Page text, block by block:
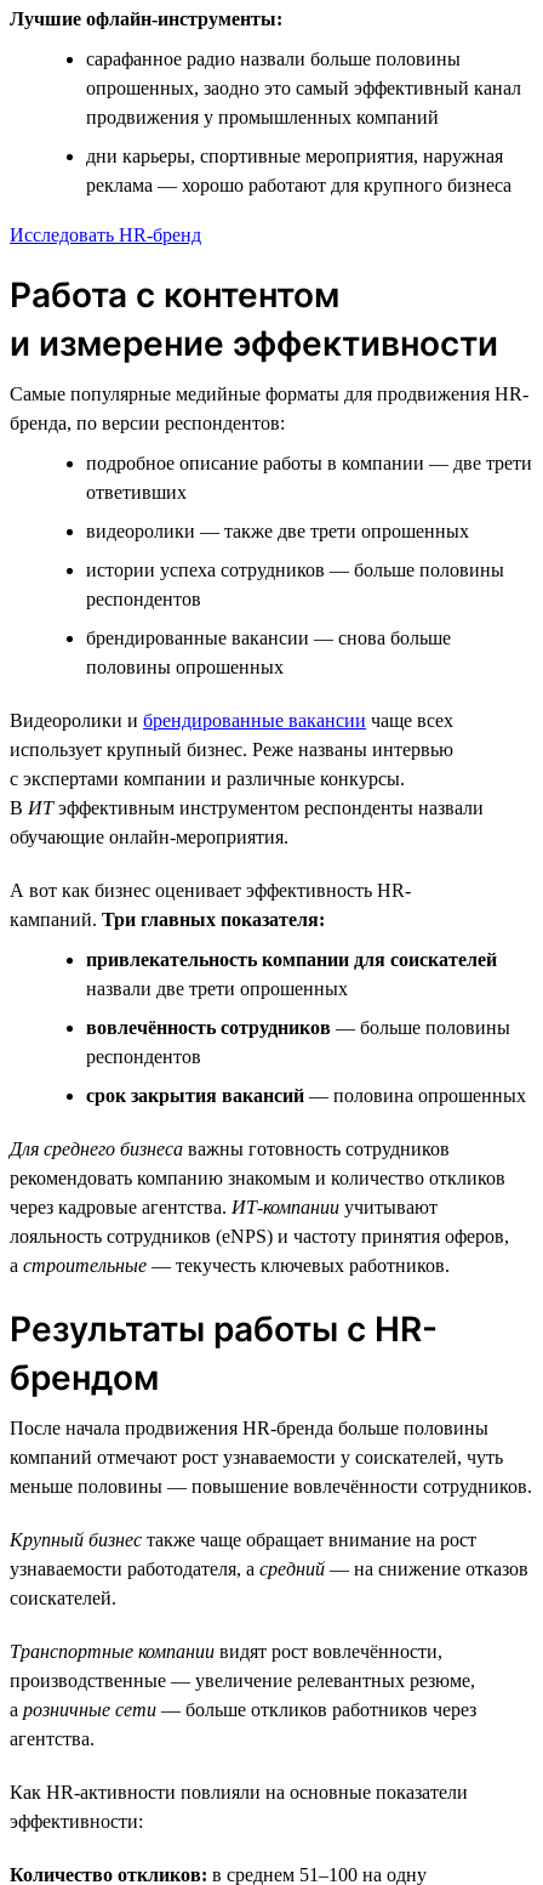
Лучшие офлайн-инструменты:
сарафанное радио назвали больше половины
опрошенных, заодно это самый эффективный канал
продвижения у промышленных компаний
дни карьеры, спортивные мероприятия, наружная
реклама — хорошо работают для крупного бизнеса
Исследовать HR-бренд
Работа с контентом
и измерение эффективности
Самые популярные медийные форматы для продвижения HR-
бренда, по версии респондентов:
подробное описание работы в компании — две трети
ответивших
видеоролики — также две трети опрошенных
истории успеха сотрудников — больше половины
респондентов
брендированные вакансии — снова больше
половины опрошенных
Видеоролики и брендированные вакансии чаще всех
использует крупный бизнес. Реже названы интервью
с экспертами компании и различные конкурсы.
В ИТэффективным инструментом респонденты назвали
обучающие онлайн-мероприятия.
А вот как бизнес оценивает эффективность HR-
кампаний. Три главных показателя:
привлекательность компании для соискателей
назвали две трети опрошенных
вовлечённость сотрудников — больше половины
респондентов
срок закрытия вакансий — половина опрошенных
Для среднего бизнеса важны готовность сотрудников
рекомендовать компанию знакомым и количество откликов
через кадровые агентства. ИТ-компании учитывают
лояльность сотрудников (eNPS) и частоту принятия оферов,
а строительные — текучесть ключевых работников.
Результаты работы с HR-
брендом
После начала продвижения HR-бренда больше половины
компаний отмечают рост узнаваемости у соискателей, чуть
меньше половины — повышение вовлечённости сотрудников.
Крупный бизнес также чаще обращает внимание на рост
узнаваемости работодателя, а средний — на снижение отказов
соискателей.
Транспортные компании видят рост вовлечённости,
производственные — увеличение релевантных резюме,
а розничные сети — больше откликов работников через
агентства.
Как HR-активности повлияли на основные показатели
эффективности:
Количество откликов: в среднем 51–100 на одну